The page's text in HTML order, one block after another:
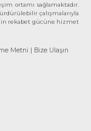
ortamı sağlamaktadır.
çalışmalarıyla
rekabet gücüne hizmet
Metni | Bize Ulaşın